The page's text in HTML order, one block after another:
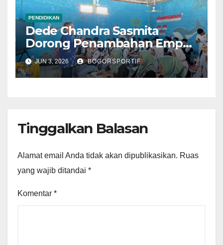
PENDIDIKAN
Dede Chandra Sasmita
Dorong Penambahan Empat
Sekolah Baru Tingkat
SMA/SMK Negeri di
Kabupaten Bogor
JUN 3, 2026 BOGORSPORTIF
Tinggalkan Balasan
Alamat email Anda tidak akan dipublikasikan. Ruas
yang wajib ditandai *
Komentar *